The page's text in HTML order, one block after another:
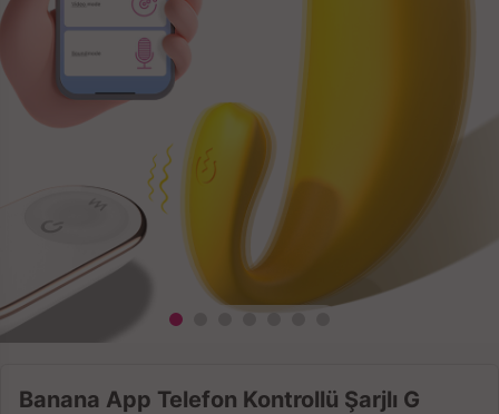
Banana App Telefon Kontrollü Şarjlı G